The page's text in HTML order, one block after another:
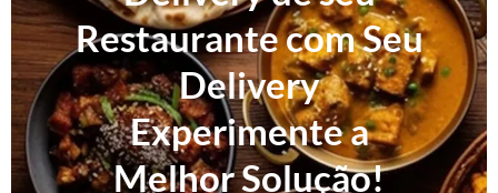
Restaurante com Seu
Delivery
Experimente a
Melhor Solução!